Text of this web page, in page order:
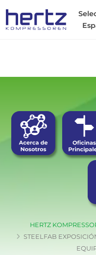
HERTZ
STEELFAB